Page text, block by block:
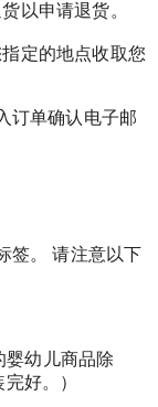
以申请退货。
定的地点收取您
订单确认电子邮
签。 请注意以下
婴幼儿商品除
好。）